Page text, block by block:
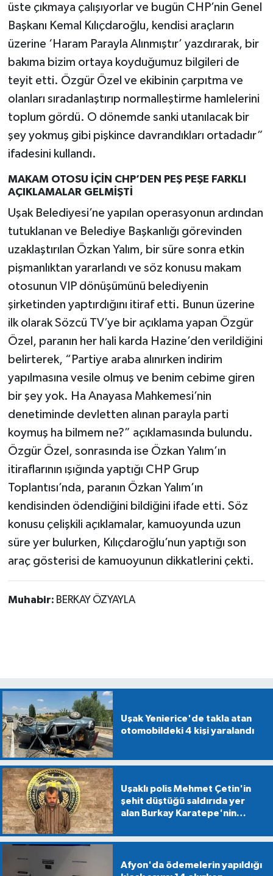
üste çıkmaya çalışıyorlar ve bugün CHP’nin Genel
Başkanı Kemal Kılıçdaroğlu, kendisi araçların
üzerine ‘Haram Parayla Alınmıştır’ yazdırarak, bir
bakıma bizim ortaya koyduğumuz bilgileri de
teyit etti. Özgür Özel ve ekibinin çarpıtma ve
olanları sıradanlaştırıp normalleştirme hamlelerini
toplum gördü. O dönemde sanki utanılacak bir
şey yokmuş gibi pişkince davrandıkları ortadadır”
ifadesini kullandı.
MAKAM OTOSU İÇİN CHP’DEN PEŞ PEŞE FARKLI
AÇIKLAMALAR GELMİŞTİ
Uşak Belediyesi’ne yapılan operasyonun ardından
tutuklanan ve Belediye Başkanlığı görevinden
uzaklaştırılan Özkan Yalım, bir süre sonra etkin
pişmanlıktan yararlandı ve söz konusu makam
otosunun VIP dönüşümünü belediyenin
şirketinden yaptırdığını itiraf etti. Bunun üzerine
ilk olarak Sözcü TV’ye bir açıklama yapan Özgür
Özel, paranın her hali karda Hazine’den verildiğini
belirterek, “Partiye araba alınırken indirim
yapılmasına vesile olmuş ve benim cebime giren
bir şey yok. Ha Anayasa Mahkemesi’nin
denetiminde devletten alınan parayla parti
koymuş ha bilmem ne?” açıklamasında bulundu.
Özgür Özel, sonrasında ise Özkan Yalım’ın
itiraflarının ışığında yaptığı CHP Grup
Toplantısı’nda, paranın Özkan Yalım’ın
kendisinden ödendiğini bildiğini ifade etti. Söz
konusu çelişkili açıklamalar, kamuoyunda uzun
süre yer bulurken, Kılıçdaroğlu’nun yaptığı son
araç gösterisi de kamuoyunun dikkatlerini çekti.
Muhabir: BERKAY ÖZYAYLA
Uşak Yenierice'de takla atan
otomobildeki 4 kişi yaralandı
Uşaklı polis Mehmet Çetin'in
şehit düştüğü saldırıda yer
alan Burkay Karatepe'nin
mühimmat aranıyor
Afyon'da ödemelerin yapıldığı